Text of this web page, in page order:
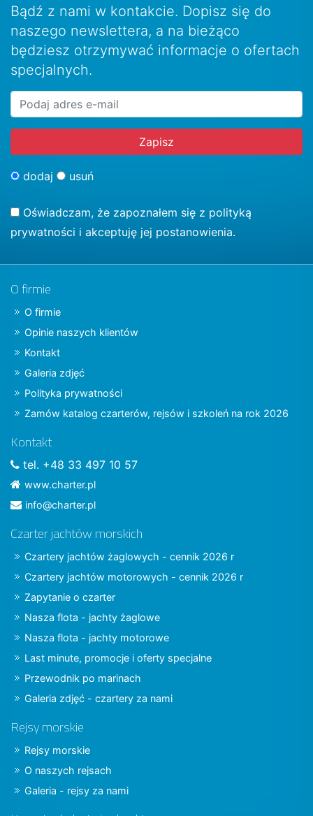
Bądź z nami w kontakcie. Dopisz się do
naszego newslettera, a na bieżąco
będziesz otrzymywać informacje o ofertach
specjalnych.
dodaj usuń
Oświadczam, że zapoznałem się z polityką
prywatności i akceptuję jej postanowienia.
O firmie
O firmie
Opinie naszych klientów
Kontakt
Galeria zdjęć
Polityka prywatności
Zamów katalog czarterów, rejsów i szkoleń na rok 2026
Kontakt
tel. +48 33 497 10 57
www.charter.pl
info@charter.pl
Czarter jachtów morskich
Czartery jachtów żaglowych - cennik 2026 r
Czartery jachtów motorowych - cennik 2026 r
Zapytanie o czarter
Nasza flota - jachty żaglowe
Nasza flota - jachty motorowe
Last minute, promocje i oferty specjalne
Przewodnik po marinach
Galeria zdjęć - czartery za nami
Rejsy morskie
Rejsy morskie
O naszych rejsach
Galeria - rejsy za nami